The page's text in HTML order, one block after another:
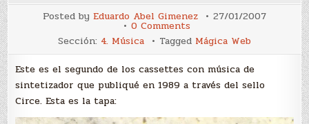
Posted by Eduardo Abel Gimenez 27/01/2007
0 Commentson
Tormenta
en
la
Sección: 4. Música Tagged Mágica Web
Este es el segundo de los cassettes con música de
sintetizador que publiqué en 1989 a través del sello
Circe. Esta es la tapa: